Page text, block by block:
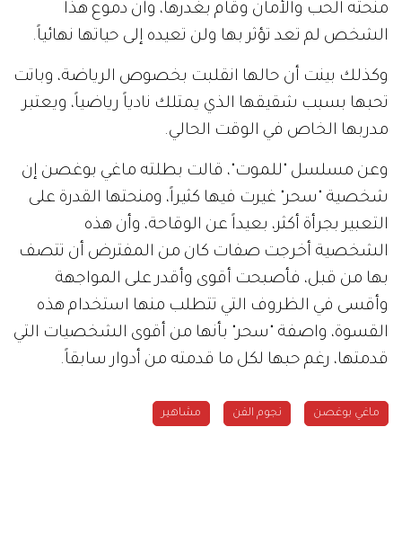
منحته الحب والأمان وقام بغدرها، وأن دموع هذا
الشخص لم تعد تؤثر بها ولن تعيده إلى حياتها نهائياً.
وكذلك بينت أن حالها انقلبت بخصوص الرياضة، وباتت
تحبها بسبب شقيقها الذي يمتلك نادياً رياضياً، ويعتبر
مدربها الخاص في الوقت الحالي.
وعن مسلسل "للموت"، قالت بطلته ماغي بوغصن إن
شخصية "سحر" غيرت فيها كثيراً، ومنحتها القدرة على
التعبير بجرأة أكثر، بعيداً عن الوقاحة، وأن هذه
الشخصية أخرجت صفات كان من المفترض أن تتصف
بها من قبل، فأصبحت أقوى وأقدر على المواجهة
وأقسى في الظروف التي تتطلب منها استخدام هذه
القسوة، واصفة "سحر" بأنها من أقوى الشخصيات التي
قدمتها، رغم حبها لكل ما قدمته من أدوار سابقاً.
ماغي بوغصن نجوم الفن مشاهير